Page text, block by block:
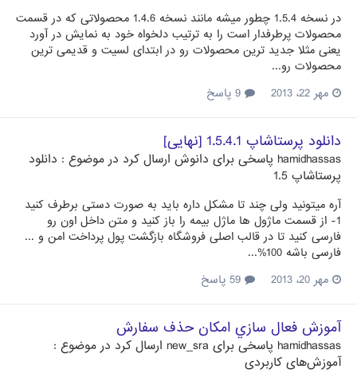
در نسخه 1.5.4 چطور میشه مانند نسخه 1.4.6 محصولاتی که در قسمت
محصولات پرطرفدار است را به ترتیب دلخواه خود به نمایش در آورد
یعنی مثلا جدید ترین محصولات رو در ابتدای لسیت و قدیمی ترین
محصولات رو...
مهر 22، 2013
دانلود پرستاشاپ 1.5.4.1 [نهایی]
hamidhassas پاسخی برای دانوش ارسال کرد در موضوع : دانلود
پرستاشاپ 1.5
آره میتونید ولی چند تا مشکل داره باید به صورت دستی برطرف کنید
1- از قسمت ماژول ها ماژل بیمه را باز کنید و متن داخل اون رو
فارسی کنید تا در قالب اصلی فروشگاه بازگشت پول پرداخت امن و ...
فارسی باشه 100%...
مهر 20، 2013
آموزش فعال سازي امكان حذف سفارش
hamidhassas پاسخی برای new_sra ارسال کرد در موضوع :
آموزش‌های کاربردی